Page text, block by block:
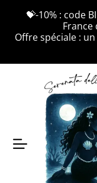
💝-10% : code
France
Offre spéciale :